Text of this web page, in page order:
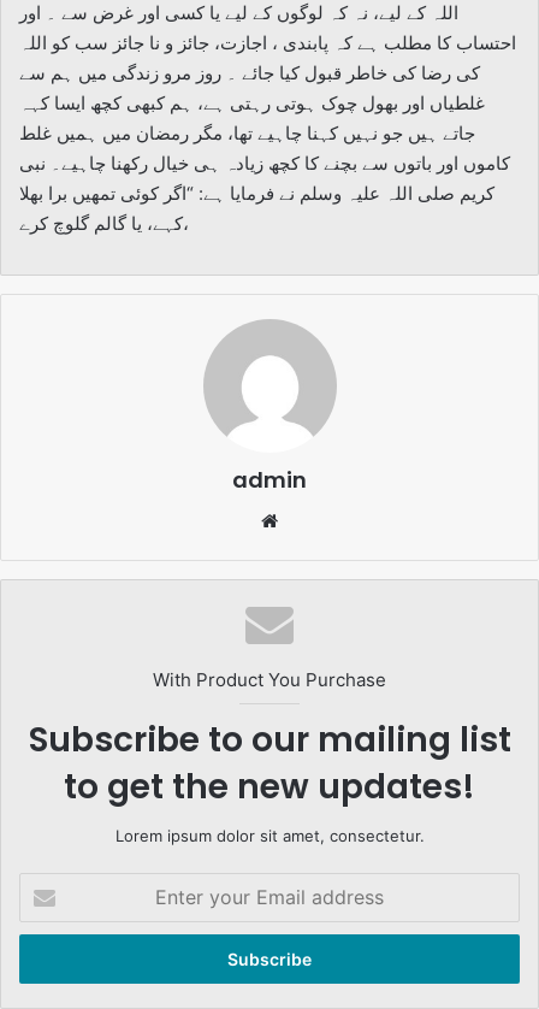
اللہ کے لیے، نہ کہ لوگوں کے لیے یا کسی اور غرض سے ۔ اور
احتساب کا مطلب ہے کہ پابندی ، اجازت، جائز و نا جائز سب کو اللہ
کی رضا کی خاطر قبول کیا جائے ۔ روز مرو زندگی میں ہم سے
غلطیاں اور بھول چوک ہوتی رہتی ہے، ہم کبھی کچھ ایسا کہہ
جاتے ہیں جو نہیں کہنا چاہیے تھا، مگر رمضان میں ہمیں غلط
کاموں اور باتوں سے بچنے کا کچھ زیادہ ہی خیال رکھنا چاہیے۔ نبی
کریم صلی اللہ علیہ وسلم نے فرمایا ہے: “اگر کوئی تمھیں برا بھلا
کہے، یا گالم گلوچ کرے،
admin
With Product You Purchase
Subscribe to our mailing list
to get the new updates!
Lorem ipsum dolor sit amet, consectetur.
your
Email